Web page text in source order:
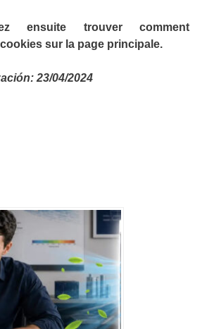
ensuite trouver comment
sur la page principale.
23/04/2024